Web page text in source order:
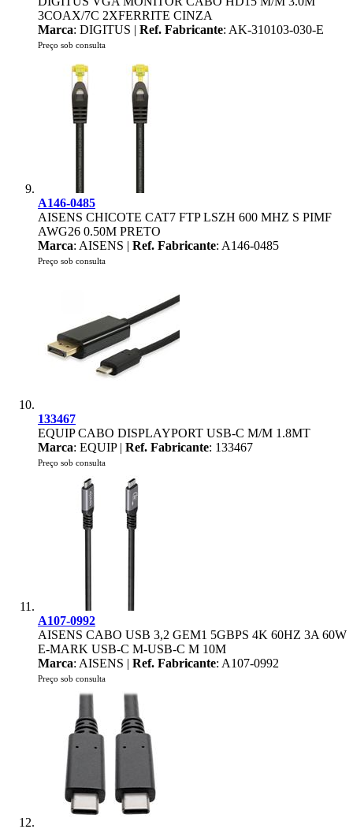
3COAX/7C 2XFERRITE CINZA
Marca: DIGITUS | Ref. Fabricante: AK-310103-030-E
Preço sob consulta
A146-0485
AISENS CHICOTE CAT7 FTP LSZH 600 MHZ S PIMF
AWG26 0.50M PRETO
Marca: AISENS | Ref. Fabricante: A146-0485
Preço sob consulta
133467
EQUIP CABO DISPLAYPORT USB-C M/M 1.8MT
Marca: EQUIP | Ref. Fabricante: 133467
Preço sob consulta
A107-0992
AISENS CABO USB 3,2 GEM1 5GBPS 4K 60HZ 3A 60W
E-MARK USB-C M-USB-C M 10M
Marca: AISENS | Ref. Fabricante: A107-0992
Preço sob consulta